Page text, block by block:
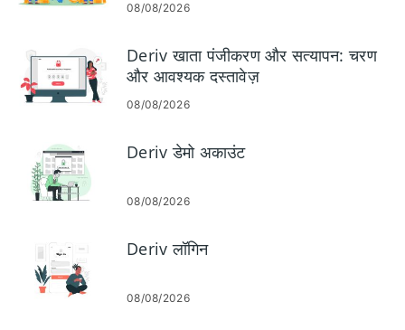
08/08/2026
Deriv खाता पंजीकरण और सत्यापन: चरण
और आवश्यक दस्तावेज़
08/08/2026
Deriv डेमो अकाउंट
08/08/2026
Deriv लॉगिन
08/08/2026